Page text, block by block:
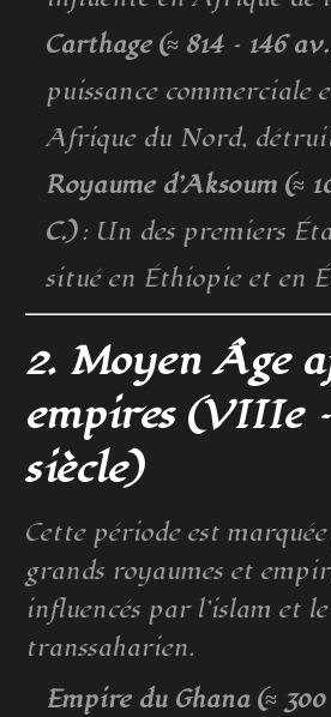
Carthage (≈ 814 – 146
puissance commerciale
Afrique du Nord,
Royaume d’Aksoum (≈
C.): Un des premiers
situé en Éthiopie et en
2. Moyen Âge
empires (VIIIe
siècle)
Cette période est marquée
grands royaumes et
influencés par l’islam et
transsaharien.
Empire du Ghana (≈ 300